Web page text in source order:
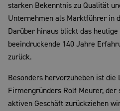
starken Bekenntnis zu Qualität
Unternehmen als Marktführer in
Darüber hinaus blickt das
beeindruckende 140 Jahre
zurück.
Besonders hervorzuheben ist die
Firmengründers Rolf Meurer, der
aktiven Geschäft zurückziehen